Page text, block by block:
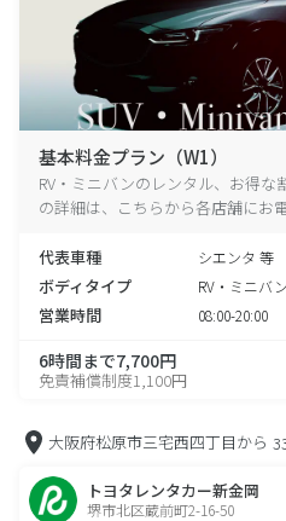
基本料金プラン（W1）
RV・ミニバンのレンタル、お得
の詳細は、こちらから各店舗にお
代表車種 シエンタ 等
ボディタイプ RV・ミニバン
営業時間 08:00-20:00
6時間まで7,700円
免責補償制度1,100円
大阪府松原市三宅西四丁目から
トヨタレンタカー新金岡
堺市北区蔵前町2-16-50